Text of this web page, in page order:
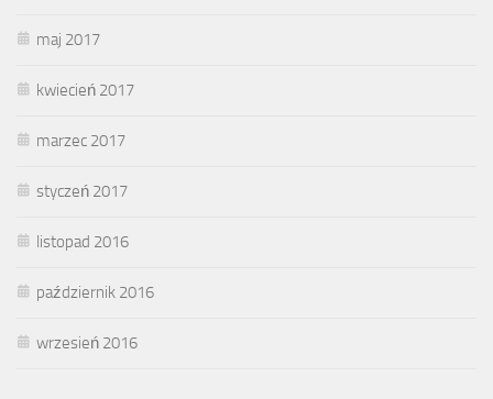
maj 2017
kwiecień 2017
marzec 2017
styczeń 2017
listopad 2016
październik 2016
wrzesień 2016